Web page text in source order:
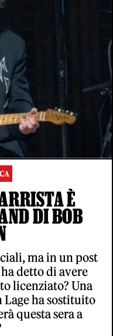
È
DI BOB
ma in un post
detto di avere
licenziato? Una
ha sostituito
questa sera a